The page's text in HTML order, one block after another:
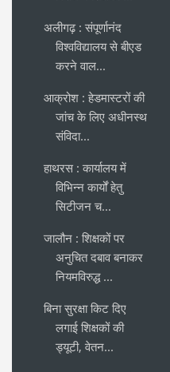
अलीगढ़ : संपूर्णानंद
विश्वविद्यालय से बीएड
करने वाल...
आक्रोश : हेडमास्टरों की
जांच के लिए अधीनस्थ
संविदा...
हाथरस : कार्यालय में
विभिन्न कार्यों हेतु
सिटीजन च...
जालौन : शिक्षकों पर
अनुचित दबाव बनाकर
नियमविरुद्ध ...
बिना सुरक्षा किट दिए
लगाई शिक्षकों की
ड्यूटी, वेतन...